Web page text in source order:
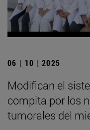
06 | 10 | 2025
Modifican el
compita por los
tumorales del